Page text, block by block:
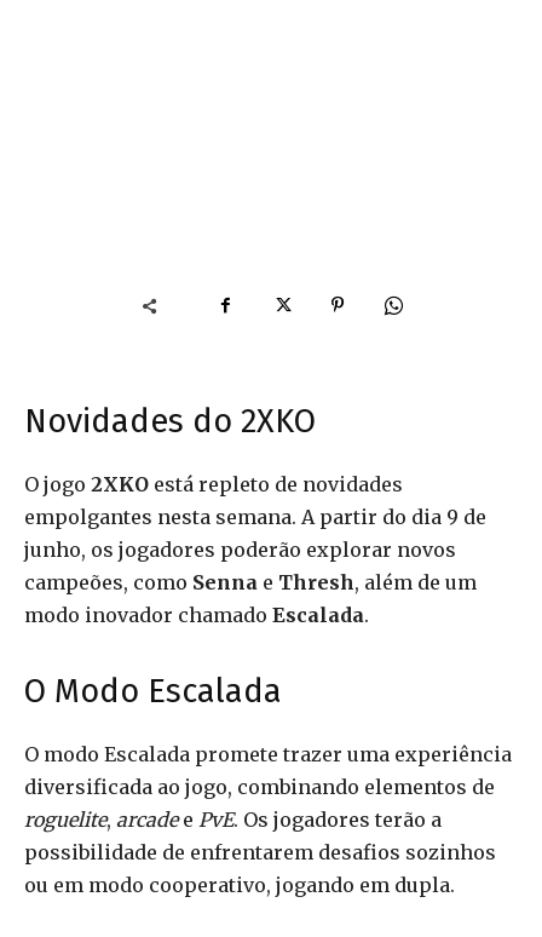
Novidades do 2XKO
O jogo 2XKO está repleto de novidades
empolgantes nesta semana. A partir do dia 9 de
junho, os jogadores poderão explorar novos
campeões, como Senna e Thresh, além de um
modo inovador chamado Escalada.
O Modo Escalada
O modo Escalada promete trazer uma experiência
diversificada ao jogo, combinando elementos de
roguelite, arcadee PvE. Os jogadores terão a
possibilidade de enfrentarem desafios sozinhos
ou em modo cooperativo, jogando em dupla.